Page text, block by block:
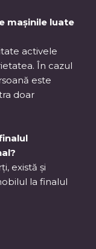
mașinile luate
activele
În cazul
este
doar
există și
la finalul